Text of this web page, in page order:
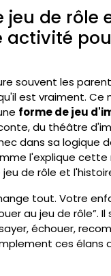
jeu de rôle
activité
souvent les
est vraiment. Ce
forme de jeu
du théâtre
dans sa logique
l'explique cette
de rôle et
tout. Votre
au jeu de rôle”.
échouer,
ces élans